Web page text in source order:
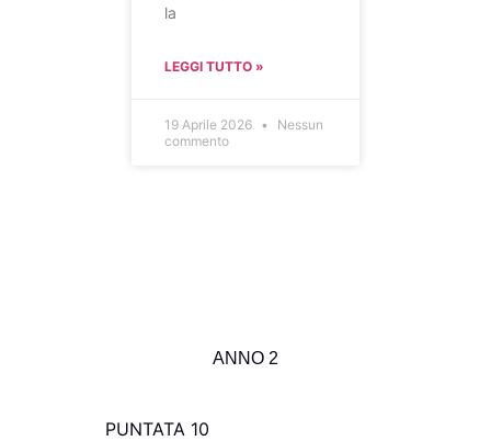
la
LEGGI TUTTO »
19 Aprile 2026
Nessun
commento
ANNO 2
PUNTATA 10